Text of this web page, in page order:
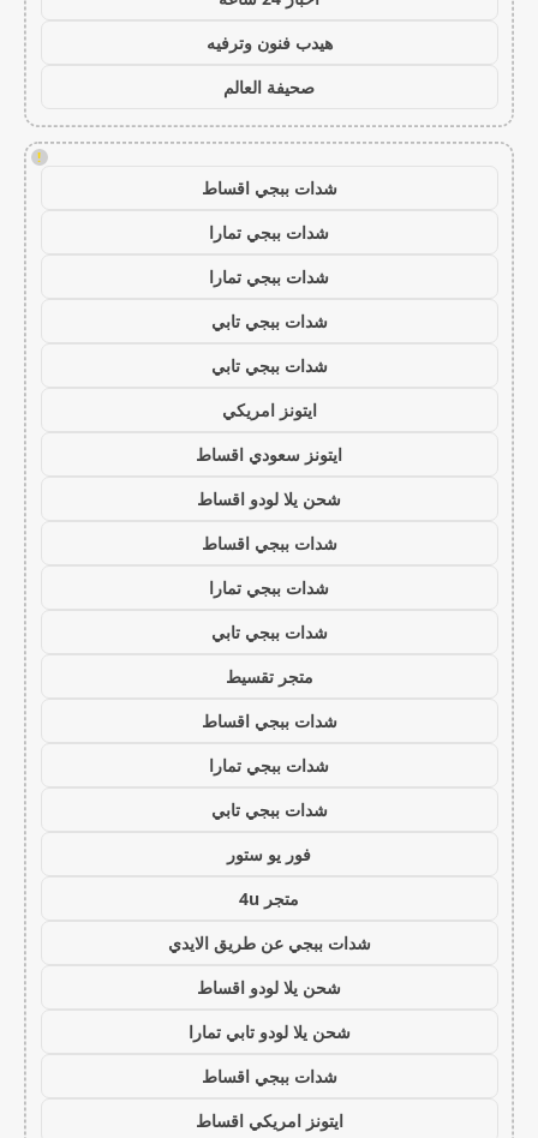
هيدب فنون وترفيه
صحيفة العالم
!
شدات ببجي اقساط
شدات ببجي تمارا
شدات ببجي تمارا
شدات ببجي تابي
شدات ببجي تابي
ايتونز امريكي
ايتونز سعودي اقساط
شحن يلا لودو اقساط
شدات ببجي اقساط
شدات ببجي تمارا
شدات ببجي تابي
متجر تقسيط
شدات ببجي اقساط
شدات ببجي تمارا
شدات ببجي تابي
فور يو ستور
متجر 4u
شدات ببجي عن طريق الايدي
شحن يلا لودو اقساط
شحن يلا لودو تابي تمارا
شدات ببجي اقساط
ايتونز امريكي اقساط